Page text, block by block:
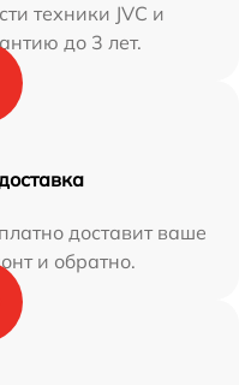
техники JVC и
до 3 лет.
доставит ваше
и обратно.